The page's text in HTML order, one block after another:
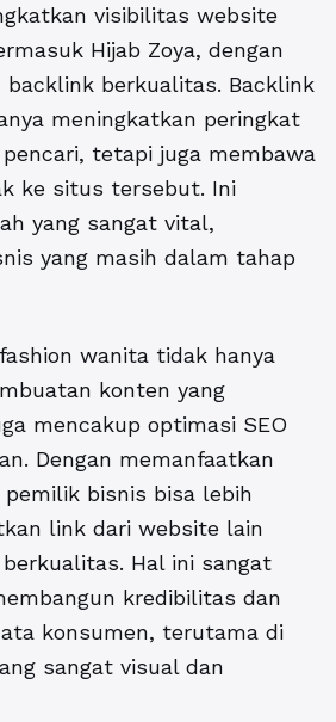
visibilitas website
Hijab Zoya, dengan
backlink berkualitas. Backlink
meningkatkan peringkat
tetapi juga membawa
ke situs tersebut. Ini
yang sangat vital,
yang masih dalam tahap
wanita tidak hanya
konten yang
mencakup optimasi SEO
Dengan memanfaatkan
pemilik bisnis bisa lebih
link dari website lain
Hal ini sangat
kredibilitas dan
konsumen, terutama di
sangat visual dan